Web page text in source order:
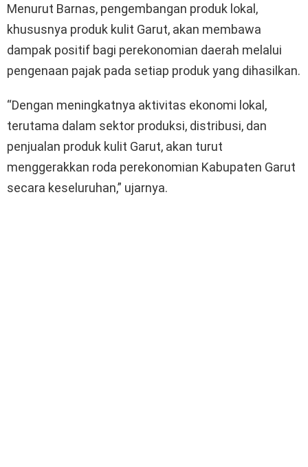
Menurut Barnas, pengembangan produk lokal,
khususnya produk kulit Garut, akan membawa
dampak positif bagi perekonomian daerah melalui
pengenaan pajak pada setiap produk yang dihasilkan.
“Dengan meningkatnya aktivitas ekonomi lokal,
terutama dalam sektor produksi, distribusi, dan
penjualan produk kulit Garut, akan turut
menggerakkan roda perekonomian Kabupaten Garut
secara keseluruhan,” ujarnya.